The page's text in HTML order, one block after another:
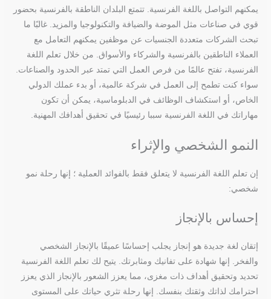
يمكنهم التواصل باللغة الفرنسية. تتمتع البلدان الناطقة بالفرنسية بحضور
قوي في صناعات مثل الموضة والضيافة والتكنولوجيا والمزيد. غالبًا ما
تبحث الشركات متعددة الجنسيات عن موظفين يمكنهم التعامل مع
العملاء الناطقين بالفرنسية والشركاء والأسواق. من خلال تعلم اللغة
الفرنسية، تفتح عالمًا من فرص العمل التي تمتد عبر الحدود والصناعات.
سواء كنت تطمح إلى العمل في شركة عالمية، أو بدء عملك الدولي
الخاص، أو استكشاف الوظائف في الدبلوماسية، يمكن أن تكون
مهاراتك في اللغة الفرنسية سببا رئيسيًا في تحقيق أهدافك المهنية.
النمو الشخصي والإثراء
إن تعلم اللغة الفرنسية لا يتعلق فقط بالفوائد العملية ؛ إنها رحلة نمو
شخصي:
إحساس بالإنجاز
إتقان لغة جديدة هو إنجاز يجلب إحساسًا عميقًا بالإنجاز الشخصي
والفخر. إنها شهادة على تفانيك ومثابرتك. يتيح لك تعلم اللغة الفرنسية
تحديد وتحقيق أهداف ذات مغزى، مما يعزز الشعور بالإنجاز الذي يعزز
احترامك لذاتك وثقتك بنفسك. إنها رحلة تثري حياتك على المستوى